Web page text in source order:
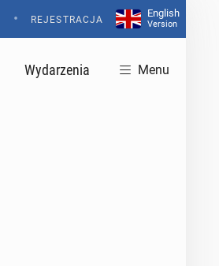
• REJESTRACJA
English
Version
Wydarzenia Menu